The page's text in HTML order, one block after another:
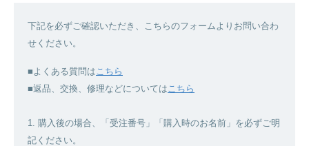
下記を必ずご確認いただき、こちらのフォームよりお問い合わ
せください。
■よくある質問はこちら
■返品、交換、修理などについてはこちら
1. 購入後の場合、「受注番号」「購入時のお名前」を必ずご明
記ください。